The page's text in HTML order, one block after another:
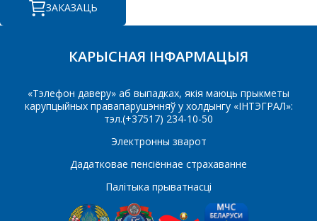
ЗАКАЗАЦЬ
КАРЫСНАЯ ІНФАРМАЦЫЯ
«Тэлефон даверу» аб выпадках, якія маюць прыкметы
карупцыйных правапарушэнняў у холдынгу «ІНТЭГРАЛ»:
тэл.(+37517) 234-10-50
Электронны зварот
Дадатковае пенсіённае страхаванне
Палітыка прыватнасці
СОХРАНИТЬ